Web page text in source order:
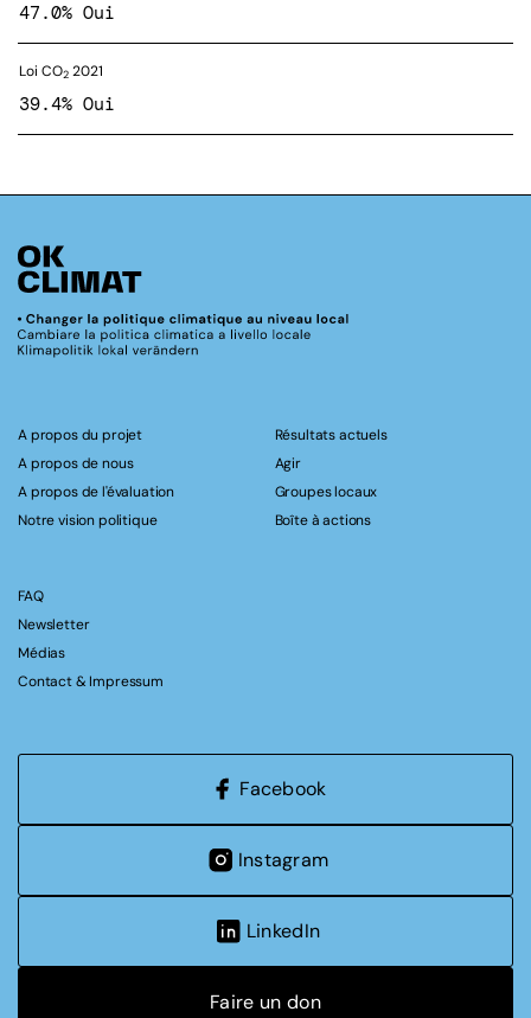
47.0% Oui
Loi CO2 2021
39.4% Oui
A propos du projet
A propos de nous
A propos de l'évaluation
Notre vision politique
Résultats actuels
Agir
Groupes locaux
Boîte à actions
FAQ
Newsletter
Médias
Contact & Impressum
Facebook
Instagram
LinkedIn
Faire un don